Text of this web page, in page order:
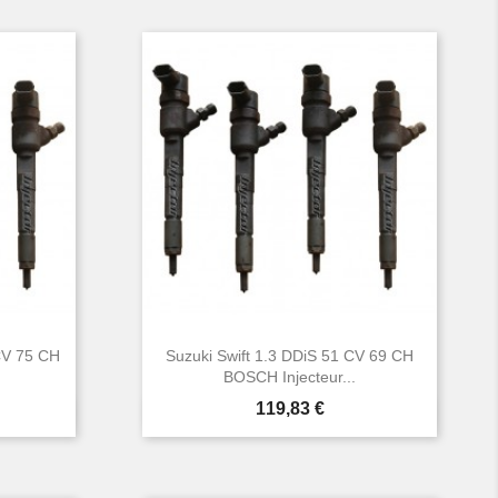
75 CH
Suzuki Swift 1.3 DDiS 51 CV 69 CH
BOSCH Injecteur...
Prix
119,83 €
Aperçu rapide